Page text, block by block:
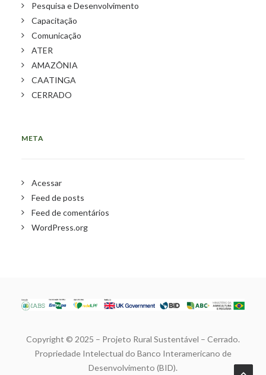
Pesquisa e Desenvolvimento
Capacitação
Comunicação
ATER
AMAZÔNIA
CAATINGA
CERRADO
META
Acessar
Feed de posts
Feed de comentários
WordPress.org
Copyright © 2025 – Projeto Rural Sustentável – Cerrado.
Propriedade Intelectual do Banco Interamericano de
Desenvolvimento (BID).